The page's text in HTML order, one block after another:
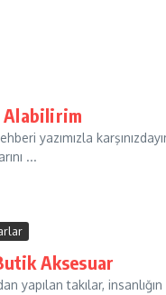
Alabilirim
yazımızla
...
Aksesuar
takılar,